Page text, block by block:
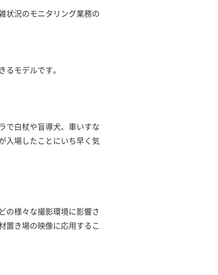
状況のモニタリング業務の
モデルです。
で白杖や盲導犬、車いすな
入場したことにいち早く気
の様々な撮影環境に影響さ
置き場の映像に応用するこ